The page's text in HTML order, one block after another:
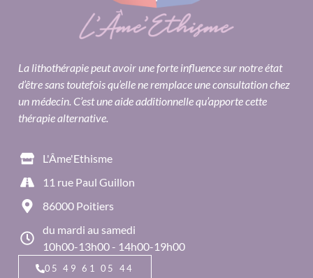
La lithothérapie peut avoir une forte influence sur notre état
d’être sans toutefois qu’elle ne remplace une consultation chez
un médecin. C’est une aide additionnelle qu’apporte cette
thérapie alternative.
L'Âme'Ethisme
11 rue Paul Guillon
86000 Poitiers
du mardi au samedi
10h00-13h00 - 14h00-19h00
05 49 61 05 44